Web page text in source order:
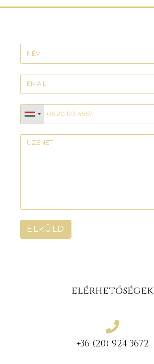
ELKÜLD
elérhetőségek
+36 (20) 924 3672